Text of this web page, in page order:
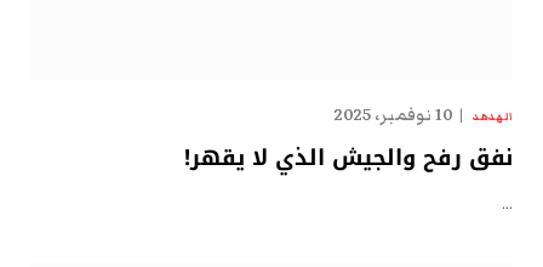
الهدهد 10 نوفمبر، 2025
نفق رفح والجيش الذي لا يقهر!
…